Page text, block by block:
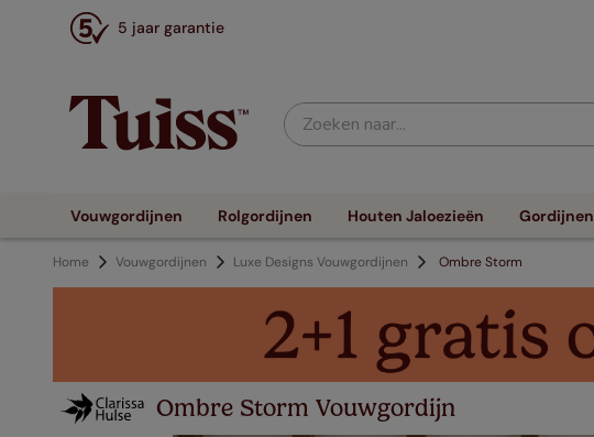
5 jaar garantie
Zoeken naar...
Vouwgordijnen Rolgordijnen Houten Jaloezieën Gordijnen
Home Vouwgordijnen Luxe Designs Vouwgordijnen Ombre Storm
Ombre Storm Vouwgordijn